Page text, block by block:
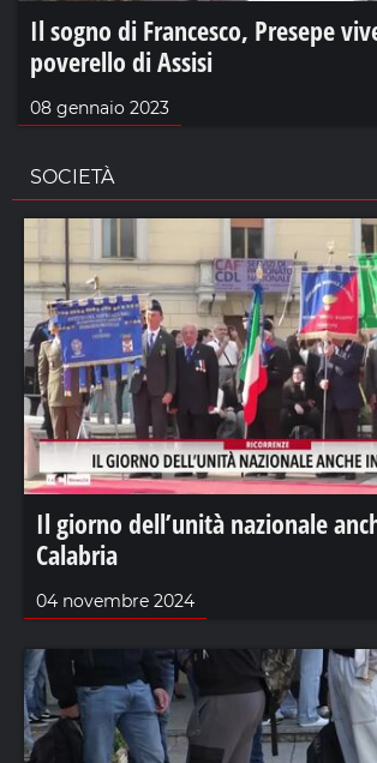
Il sogno di Francesco, Presepe
poverello di Assisi
08 gennaio 2023
SOCIETÀ
Il giorno dell’unità nazionale
Calabria
04 novembre 2024